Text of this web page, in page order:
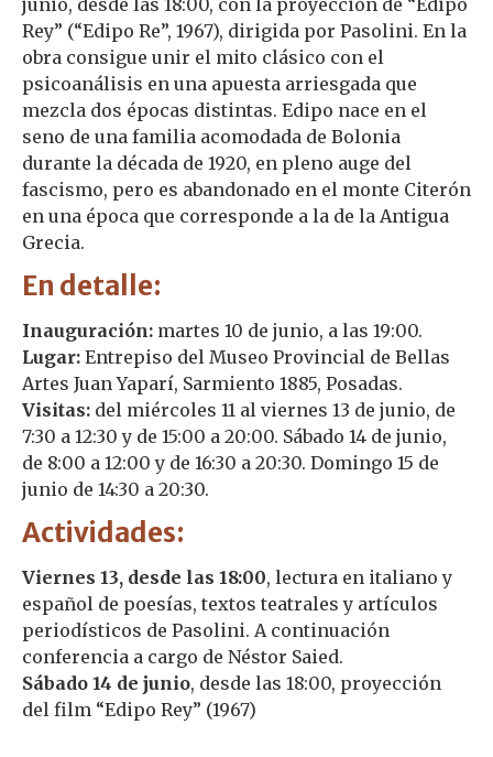
Rey” (“Edipo Re”, 1967), dirigida por Pasolini. En la
obra consigue unir el mito clásico con el
psicoanálisis en una apuesta arriesgada que
mezcla dos épocas distintas. Edipo nace en el
seno de una familia acomodada de Bolonia
durante la década de 1920, en pleno auge del
fascismo, pero es abandonado en el monte Citerón
en una época que corresponde a la de la Antigua
Grecia.
En detalle:
Inauguración: martes 10 de junio, a las 19:00.
Lugar: Entrepiso del Museo Provincial de Bellas
Artes Juan Yaparí, Sarmiento 1885, Posadas.
Visitas: del miércoles 11 al viernes 13 de junio, de
7:30 a 12:30 y de 15:00 a 20:00. Sábado 14 de junio,
de 8:00 a 12:00 y de 16:30 a 20:30. Domingo 15 de
junio de 14:30 a 20:30.
Actividades:
Viernes 13, desde las 18:00, lectura en italiano y
español de poesías, textos teatrales y artículos
periodísticos de Pasolini. A continuación
conferencia a cargo de Néstor Saied.
Sábado 14 de junio, desde las 18:00, proyección
del film “Edipo Rey” (1967)